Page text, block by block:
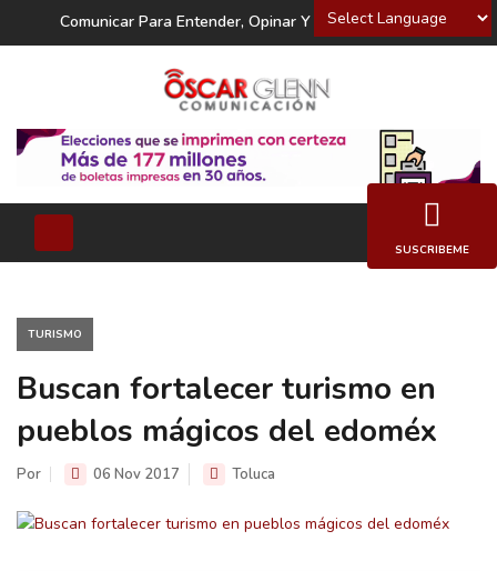
Powered by
Comunicar Para Entender, Opinar Y Decidir
TURISMO
Buscan fortalecer turismo en
pueblos mágicos del edoméx
Por 06 Nov 2017 Toluca
SUSCRIBEME